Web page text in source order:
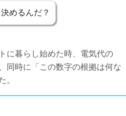
めるんだ？
に暮らし始めた時、電気代の
同時に「この数字の根拠は何な
。